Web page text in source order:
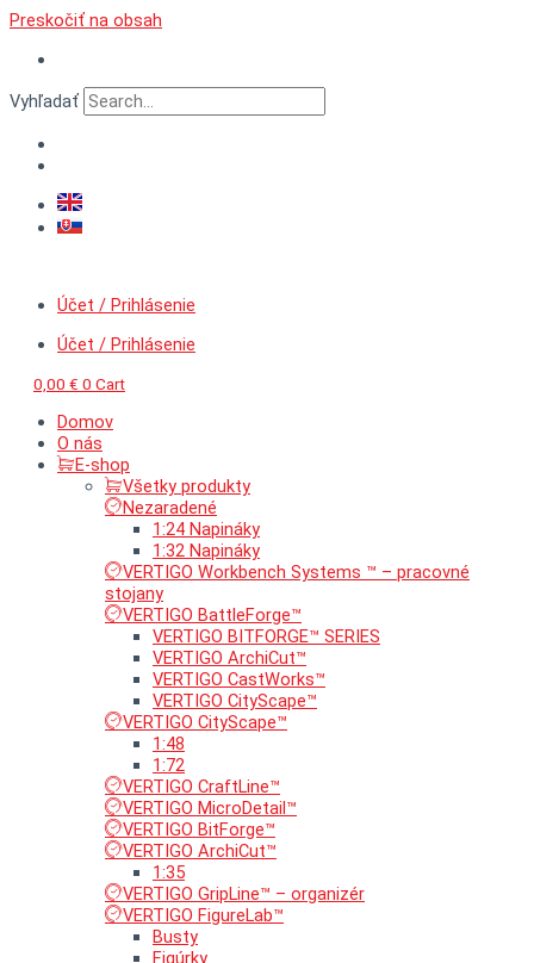
Preskočiť na obsah
Vyhľadať
Účet / Prihlásenie
Účet / Prihlásenie
0,00 € 0 Cart
Domov
O nás
E-shop
Všetky produkty
Nezaradené
1:24 Napináky
1:32 Napináky
VERTIGO Workbench Systems ™ – pracovné
stojany
VERTIGO BattleForge™
VERTIGO BITFORGE™ SERIES
VERTIGO ArchiCut™
VERTIGO CastWorks™
VERTIGO CityScape™
VERTIGO CityScape™
1:48
1:72
VERTIGO CraftLine™
VERTIGO MicroDetail™
VERTIGO BitForge™
VERTIGO ArchiCut™
1:35
VERTIGO GripLine™ – organizér
VERTIGO FigureLab™
Busty
Figúrky